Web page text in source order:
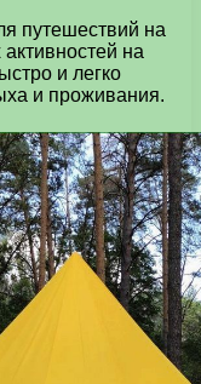
путешествий на
на
и легко
и проживания.